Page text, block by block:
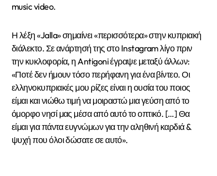
music video.
Η λέξη «Jalla» σημαίνει «περισσότερα» στην κυπριακή
διάλεκτο. Σε ανάρτησή της στο Instagram λίγο πριν
την κυκλοφορία, η Antigoni έγραψε μεταξύ άλλων:
«Ποτέ δεν ήμουν τόσο περήφανη για ένα βίντεο. Οι
ελληνοκυπριακές μου ρίζες είναι η ουσία του ποιος
είμαι και νιώθω τιμή να μοιραστώ μια γεύση από το
όμορφο νησί μας μέσα από αυτό το οπτικό. […] Θα
είμαι για πάντα ευγνώμων για την αληθινή καρδιά &
ψυχή που όλοι δώσατε σε αυτό».